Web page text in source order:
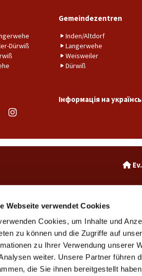
Webseite verwendet Cookies
Cookies, um Inhalte und
zu können und die Zugriffe auf
zu Ihrer Verwendung unserer
weiter. Unsere Partner führen
die Sie ihnen bereitgestellt
Dürwiß
Gemeindezentren
Inden/Altdorf
Langerwehe
Weisweiler
Dürwiß
Інформація на

Ev.